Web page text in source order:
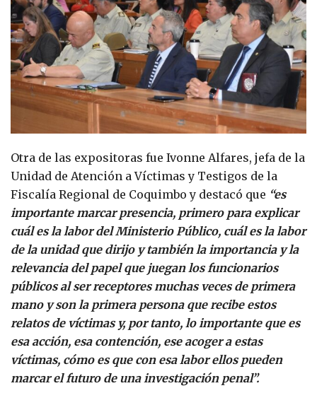
Otra de las expositoras fue Ivonne Alfares, jefa de la
Unidad de Atención a Víctimas y Testigos de la
Fiscalía Regional de Coquimbo y destacó que “es
importante marcar presencia, primero para explicar
cuál es la labor del Ministerio Público, cuál es la labor
de la unidad que dirijo y también la importancia y la
relevancia del papel que juegan los funcionarios
públicos al ser receptores muchas veces de primera
mano y son la primera persona que recibe estos
relatos de víctimas y, por tanto, lo importante que es
esa acción, esa contención, ese acoger a estas
víctimas, cómo es que con esa labor ellos pueden
marcar el futuro de una investigación penal”.